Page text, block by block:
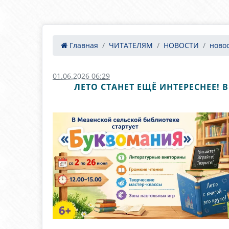
Главная ЧИТАТЕЛЯМ НОВОСТИ
01.06.2026 06:29
ЛЕТО СТАНЕТ ЕЩЁ ИНТЕРЕСНЕЕ!